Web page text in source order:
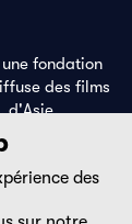
fondation
des films
d'Asie,
cinéma,
de
des